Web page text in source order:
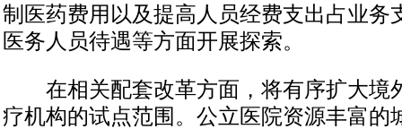
制医药费用以及提高人员经费支出占业务
医务人员待遇等方面开展探索。
在相关配套改革方面，将有序扩大境
疗机构的试点范围。公立医院资源丰富的